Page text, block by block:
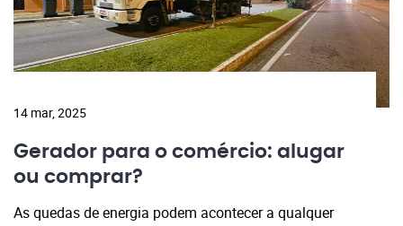
14 mar, 2025
Gerador para o comércio: alugar
ou comprar?
As quedas de energia podem acontecer a qualquer